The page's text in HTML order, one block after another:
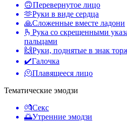
🙃Перевернутое лицо
🫶Руки в виде сердца
🙏Сложенные вместе ладони
🫰 Рука со скрещенными
пальцами
🙌Руки, поднятые в знак
✔️Галочка
🫠Плавящееся лицо
Тематические эмодзи
💏Секс
🌅Утренние эмодзи